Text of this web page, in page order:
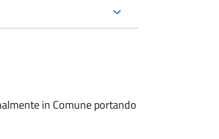
in Comune portando